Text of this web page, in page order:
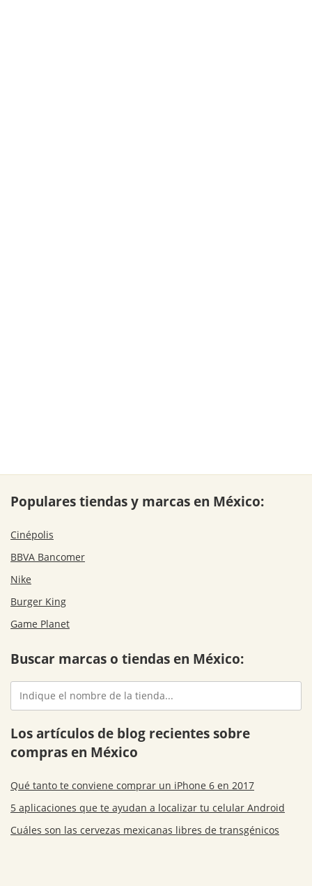
Populares tiendas y marcas en México:
Cinépolis
BBVA Bancomer
Nike
Burger King
Game Planet
Buscar marcas o tiendas en México:
Los artículos de blog recientes sobre
compras en México
Qué tanto te conviene comprar un iPhone 6 en 2017
5 aplicaciones que te ayudan a localizar tu celular Android
Cuáles son las cervezas mexicanas libres de transgénicos